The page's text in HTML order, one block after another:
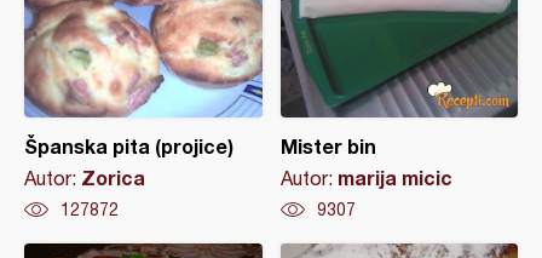
Španska pita (projice)
Autor: Zorica
127872
Mister bin
Autor: marija micic
9307